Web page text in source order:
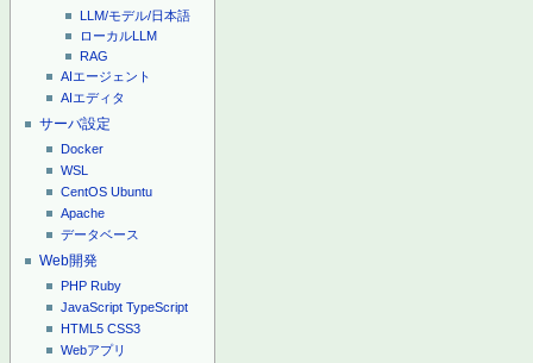
LLM/モデル/日本語
ローカルLLM
RAG
AIエージェント
AIエディタ
サーバ設定
Docker
WSL
CentOS Ubuntu
Apache
データベース
Web開発
PHP Ruby
JavaScript TypeScript
HTML5 CSS3
Webアプリ